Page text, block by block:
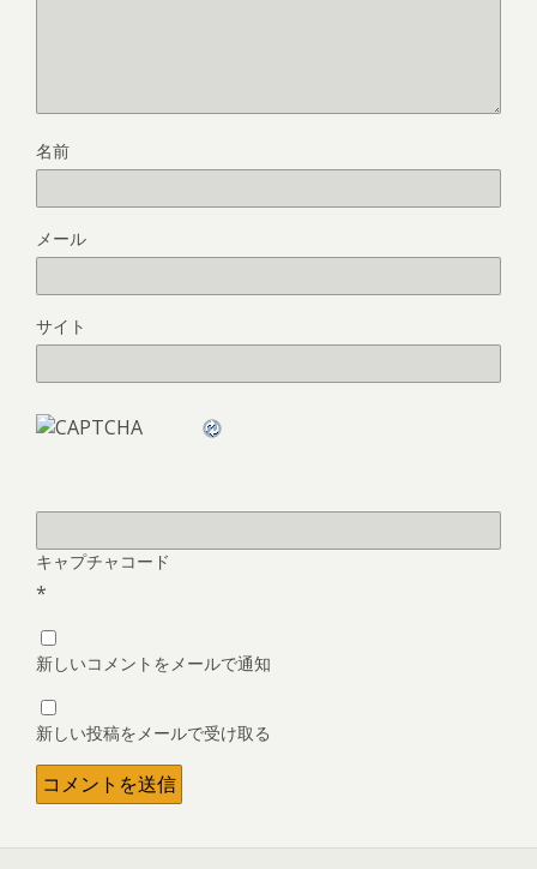
名前
メール
サイト
キャプチャコード
*
新しいコメントをメールで通知
新しい投稿をメールで受け取る